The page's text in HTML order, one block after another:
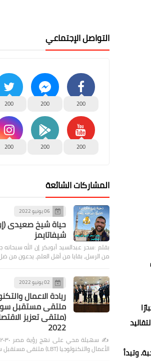
وتبدأ
التواصل الإجتماعي
200
200
200
200
200
200
المشاركات الشائعة
06 يونيو 2022
حياة شيخ صعيدى
شيفاتايمز
بقلم :سحر عبدالسيد أبوبكر إن الله
من الرسل، بقايا من أهل العلم، يدعون من
02 يونيو 2022
ريادة الاعمال
ملتقى مستقبل
(ملتقى تعزيز
2022
الأعمال والتكنولوجيا (LBT) ملتقى مستقبل سوق العمل (ملت…